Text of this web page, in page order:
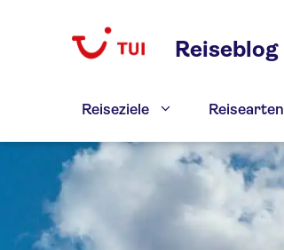
Reiseblog
Reiseziele Reisearten